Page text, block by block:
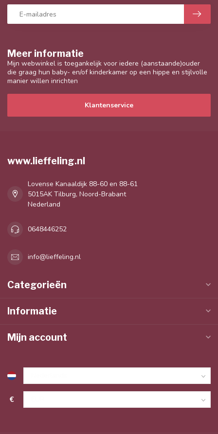
Meer informatie
Mijn webwinkel is toegankelijk voor iedere (aanstaande)ouder
die graag hun baby- en/of kinderkamer op een hippe en stijlvolle
manier willen inrichten
Klantenservice
www.lieffeling.nl
Lovense Kanaaldijk 88-60 en 88-61
5015AK Tilburg, Noord-Brabant
Nederland
0648446252
info@lieffeling.nl
Categorieën
Informatie
Mijn account
€